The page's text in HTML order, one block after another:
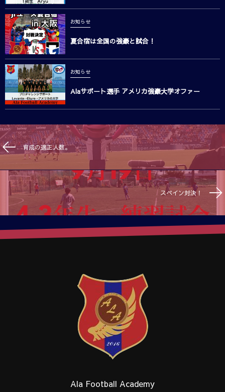
お知らせ
夏合宿は全国の強豪と試合！
お知らせ
Alaサポート選手 アメリカ強豪大学オファー
育成の適正人数。
スペイン対決！
Ala Football Academy